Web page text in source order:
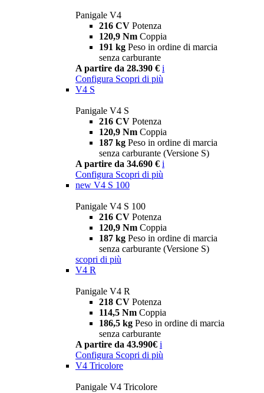
Panigale V4
216 CV Potenza
120,9 Nm Coppia
191 kg Peso in ordine di marcia
senza carburante
A partire da 28.390 € i
Configura Scopri di più
V4 S
Panigale V4 S
216 CV Potenza
120,9 Nm Coppia
187 kg Peso in ordine di marcia
senza carburante (Versione S)
A partire da 34.690 € i
Configura Scopri di più
new V4 S 100
Panigale V4 S 100
216 CV Potenza
120,9 Nm Coppia
187 kg Peso in ordine di marcia
senza carburante (Versione S)
scopri di più
V4 R
Panigale V4 R
218 CV Potenza
114,5 Nm Coppia
186,5 kg Peso in ordine di marcia
senza carburante
A partire da 43.990€ i
Configura Scopri di più
V4 Tricolore
Panigale V4 Tricolore